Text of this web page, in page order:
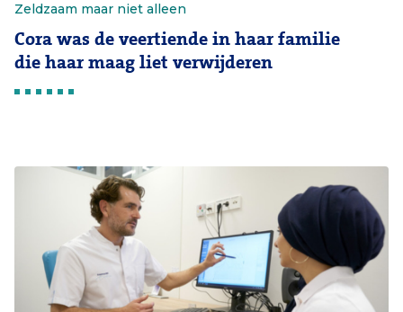
Zeldzaam maar niet alleen
Cora was de veertiende in haar familie
die haar maag liet verwijderen